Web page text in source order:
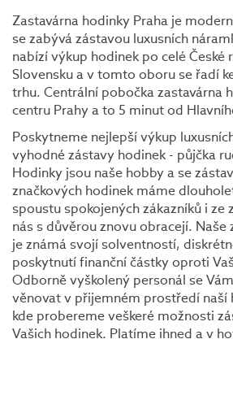
Zastavárna hodinky Praha je
se zabývá zástavou luxusních
nabízí výkup hodinek po celé České
Slovensku a v tomto oboru se řadí
trhu. Centrální pobočka zastavárna
centru Prahy a to 5 minut od
Poskytneme nejlepší výkup
vyhodné zástavy hodinek - půjčka
Hodinky jsou naše hobby a se
značkových hodinek máme
spoustu spokojených zákazníků i ze
nás s důvěrou znovu obracejí. Naše
je známá svojí solventností,
poskytnutí finanční částky oproti
Odborně vyškolený personál seV
věnovat v přijemném prostředí naší
kde probereme veškeré možnosti
Vašich hodinek. Platíme